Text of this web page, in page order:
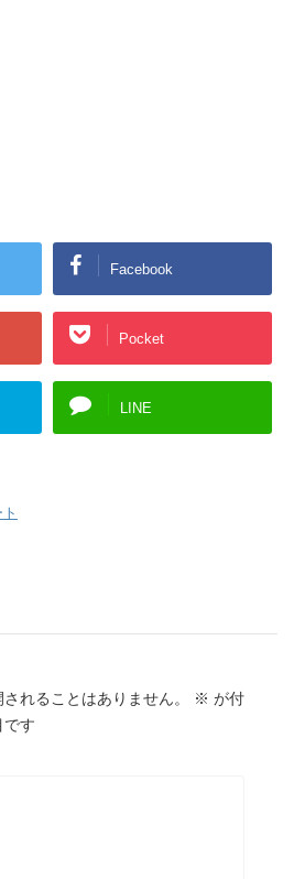
Facebook
Pocket
LINE
れることはありません。 ※ が付
です